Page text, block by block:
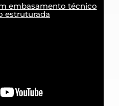
embasamento técnico
estruturada